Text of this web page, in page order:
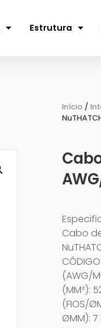
Estrutura
Início /
Cabo
CÓDIGO
(AWG/
(MM²):
(FIOS/
ØMM): 7